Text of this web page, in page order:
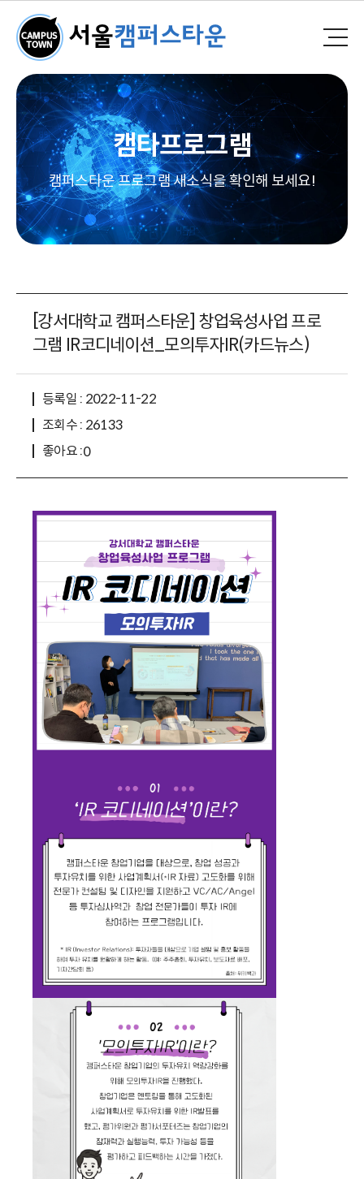
캠타프로그램
캠퍼스타운 프로그램 새소식을 확인해 보세요!
[강서대학교 캠퍼스타운] 창업육성사업 프로
그램 IR코디네이션_모의투자IR(카드뉴스)
등록일 : 2022-11-22
조회수 : 26133
좋아요 :0